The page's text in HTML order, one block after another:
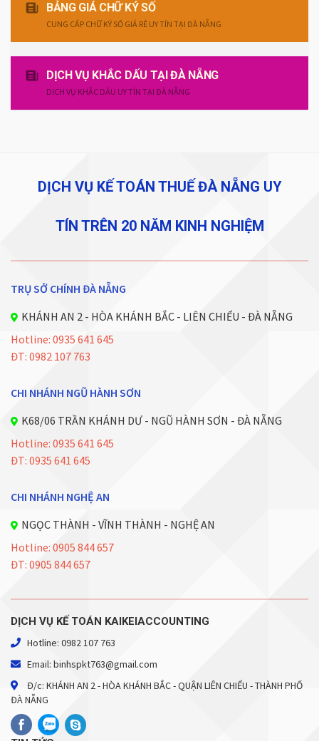
BẢNG GIÁ CHỮ KÝ SỐ
CUNG CẤP CHỮ KÝ SỐ GIÁ RẺ UY TÍN TẠI ĐÀ NẴNG
DỊCH VỤ KHẮC DẤU TẠI ĐÀ NẴNG
DỊCH VỤ KHẮC DẤU UY TÍN TẠI ĐÀ NẴNG
DỊCH VỤ KẾ TOÁN THUẾ ĐÀ NẴNG UY
TÍN TRÊN 20 NĂM KINH NGHIỆM
TRỤ SỞ CHÍNH ĐÀ NẴNG
KHÁNH AN 2 - HÒA KHÁNH BẮC - LIÊN CHIỂU - ĐÀ NẴNG
Hotline: 0935 641 645
ĐT: 0982 107 763
CHI NHÁNH NGŨ HÀNH SƠN
K68/06 TRẦN KHÁNH DƯ - NGŨ HÀNH SƠN - ĐÀ NẴNG
Hotline: 0935 641 645
ĐT: 0935 641 645
CHI NHÁNH NGHỆ AN
NGỌC THÀNH - VĨNH THÀNH - NGHỆ AN
Hotline: 0905 844 657
ĐT: 0905 844 657
DỊCH VỤ KẾ TOÁN KAIKEIACCOUNTING
Hotline: 0982 107 763
Email: binhspkt763@gmail.com
Đ/c: KHÁNH AN 2 - HÒA KHÁNH BẮC - QUẬN LIÊN CHIỂU - THÀNH PHỐ
ĐÀ NẴNG